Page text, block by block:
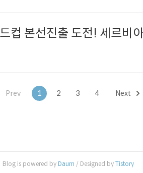
컵 본선진출 도전! 세르비
Prev 1 2 3 4 Next
Blog is powered by Daum / Designed byTistory